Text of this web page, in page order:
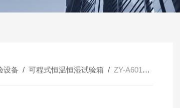
设备 / 可程式恒温恒湿试验箱 / ZY-A601电子元器件恒温恒湿试验箱